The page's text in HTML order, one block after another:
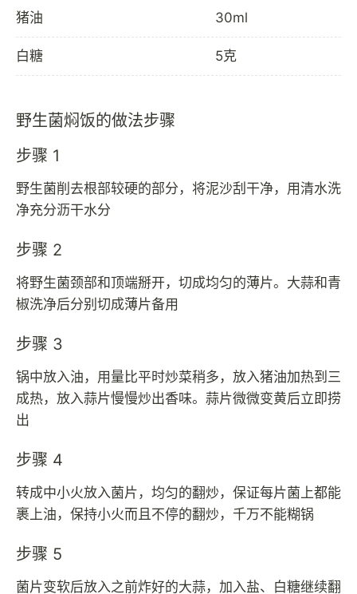
猪油 30ml
白糖 5克
野生菌焖饭的做法步骤
步骤 1
野生菌削去根部较硬的部分，将泥沙刮干净，用清水洗
净充分沥干水分
步骤 2
将野生菌颈部和顶端掰开，切成均匀的薄片。大蒜和青
椒洗净后分别切成薄片备用
步骤 3
锅中放入油，用量比平时炒菜稍多，放入猪油加热到三
成热，放入蒜片慢慢炒出香味。蒜片微微变黄后立即捞
出
步骤 4
转成中小火放入菌片，均匀的翻炒，保证每片菌上都能
裹上油，保持小火而且不停的翻炒，千万不能糊锅
步骤 5
菌片变软后放入之前炸好的大蒜，加入盐、白糖继续翻